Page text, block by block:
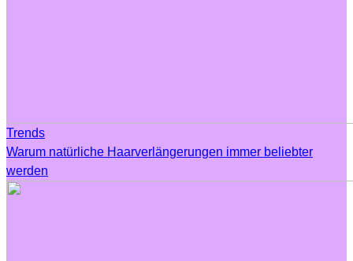
Trends
Warum natürliche Haarverlängerungen immer beliebter
werden